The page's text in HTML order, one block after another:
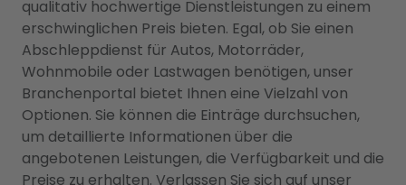
qualitativ hochwertige Dienstleistungen zu einem
erschwinglichen Preis bieten. Egal, ob Sie einen
Abschleppdienst für Autos, Motorräder,
Wohnmobile oder Lastwagen benötigen, unser
Branchenportal bietet Ihnen eine Vielzahl von
Optionen. Sie können die Einträge durchsuchen,
um detaillierte Informationen über die
angebotenen Leistungen, die Verfügbarkeit und die
Preise zu erhalten. Verlassen Sie sich auf unser